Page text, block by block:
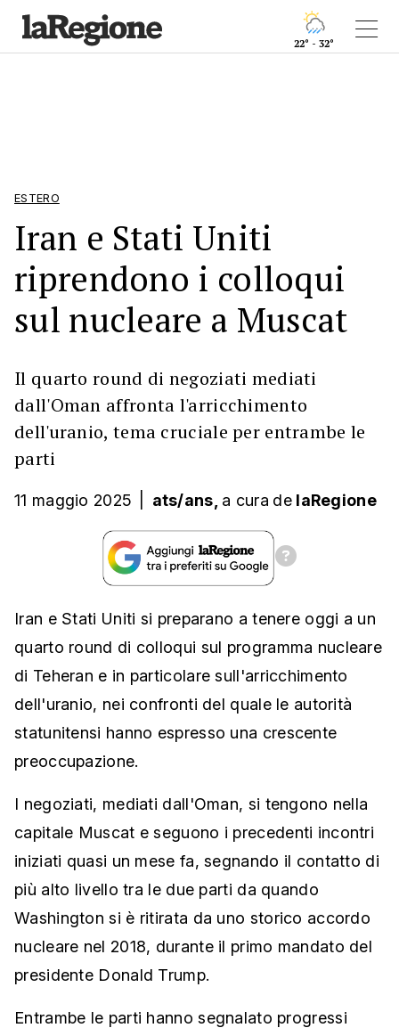
22° - 32°
ESTERO
Iran e Stati Uniti
riprendono i colloqui
sul nucleare a Muscat
Il quarto round di negoziati mediati
dall'Oman affronta l'arricchimento
dell'uranio, tema cruciale per entrambe le
parti
11 maggio 2025 ats/ans, a cura de laRegione
Iran e Stati Uniti si preparano a tenere oggi a un
quarto round di colloqui sul programma nucleare
di Teheran e in particolare sull'arricchimento
dell'uranio, nei confronti del quale le autorità
statunitensi hanno espresso una crescente
preoccupazione.
I negoziati, mediati dall'Oman, si tengono nella
capitale Muscat e seguono i precedenti incontri
iniziati quasi un mese fa, segnando il contatto di
più alto livello tra le due parti da quando
Washington si è ritirata da uno storico accordo
nucleare nel 2018, durante il primo mandato del
presidente Donald Trump.
Entrambe le parti hanno segnalato progressi